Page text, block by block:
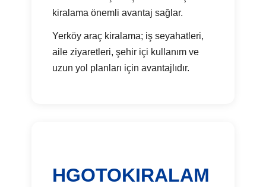
kiralama önemli avantaj sağlar.
Yerköy araç kiralama; iş seyahatleri,
aile ziyaretleri, şehir içi kullanım ve
uzun yol planları için avantajlıdır.
HGOTOKIRALAM